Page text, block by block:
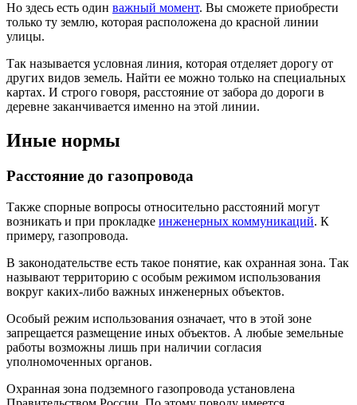
Но здесь есть один важный момент. Вы сможете приобрести
только ту землю, которая расположена до красной линии
улицы.
Так называется условная линия, которая отделяет дорогу от
других видов земель. Найти ее можно только на специальных
картах. И строго говоря, расстояние от забора до дороги в
деревне заканчивается именно на этой линии.
Иные нормы
Расстояние до газопровода
Также спорные вопросы относительно расстояний могут
возникать и при прокладке инженерных коммуникаций. К
примеру, газопровода.
В законодательстве есть такое понятие, как охранная зона. Так
называют территорию с особым режимом использования
вокруг каких-либо важных инженерных объектов.
Особый режим использования означает, что в этой зоне
запрещается размещение иных объектов. А любые земельные
работы возможны лишь при наличии согласия
уполномоченных органов.
Охранная зона подземного газопровода установлена